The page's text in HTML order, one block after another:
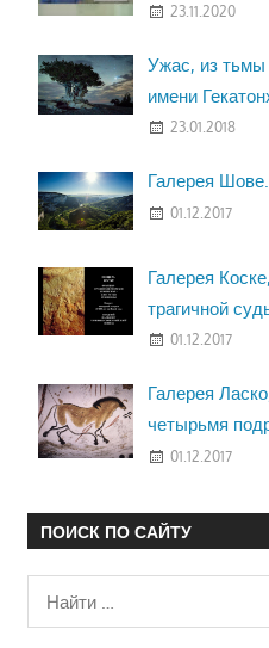
23.11.2020
Ужас, из
имени
23.01.2018
Галерея
01.12.2017
Галерея
трагичной
01.12.2017
Галерея
четырьмя
01.12.2017
ПОИСК ПО САЙТУ